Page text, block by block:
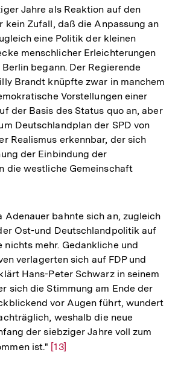
Jahre als Reaktion auf den
kein Zufall, daß die Anpassung an
eine Politik der kleinen
menschlicher Erleichterungen
begann. Der Regierende
Brandt knüpfte zwar in manchem
Vorstellungen einer
der Basis des Status quo an, aber
Deutschlandplan der SPD von
Realismus erkennbar, der sich
der Einbindung der
die westliche Gemeinschaft
Adenauer bahnte sich an, zugleich
Ost-und Deutschlandpolitik auf
nichts mehr. Gedankliche und
verlagerten sich auf FDP und
Hans-Peter Schwarz in seinem
sich die Stimmung am Ende der
vor Augen führt, wundert
weshalb die neue
der siebziger Jahre voll zum
ist." Zur
[13]